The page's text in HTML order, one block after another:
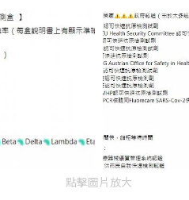
點擊圖片放大